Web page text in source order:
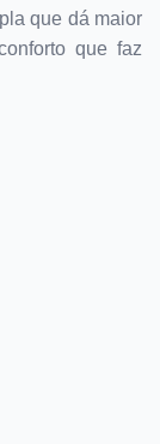
que dá maior
que faz